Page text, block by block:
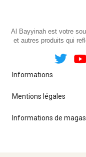
Al Bayyinah est votre
et autres produits qui
Informations
Mentions légales
Informations de